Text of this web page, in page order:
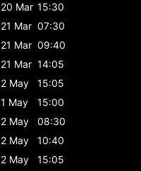
20 Mar 15:30
21 Mar 07:30
21 Mar 09:40
21 Mar 14:05
2 May
15:05
1 May
15:00
2 May
08:30
2 May
10:40
2 May
15:05